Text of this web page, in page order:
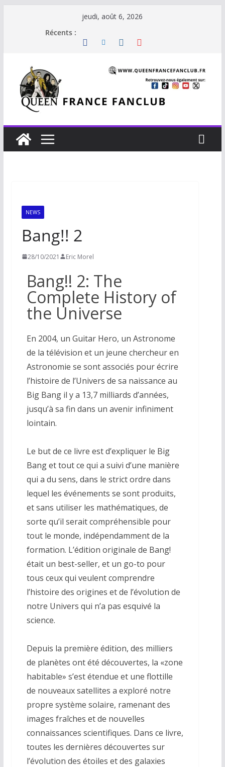
jeudi, août 6, 2026
Récents :
NEWS
Bang!! 2
28/10/2021 Eric Morel
Bang!! 2: The
Complete History of
the Universe
En 2004, un Guitar Hero, un Astronome
de la télévision et un jeune chercheur en
Astronomie se sont associés pour écrire
l’histoire de l’Univers de sa naissance au
Big Bang il y a 13,7 milliards d’années,
jusqu’à sa fin dans un avenir infiniment
lointain.
Le but de ce livre est d’expliquer le Big
Bang et tout ce qui a suivi d’une manière
qui a du sens, dans le strict ordre dans
lequel les événements se sont produits,
et sans utiliser les mathématiques, de
sorte qu’il serait compréhensible pour
tout le monde, indépendamment de la
formation. L’édition originale de Bang!
était un best-seller, et un go-to pour
tous ceux qui veulent comprendre
l’histoire des origines et de l’évolution de
notre Univers qui n’a pas esquivé la
science.
Depuis la première édition, des milliers
de planètes ont été découvertes, la «zone
habitable» s’est étendue et une flottille
de nouveaux satellites a exploré notre
propre système solaire, ramenant des
images fraîches et de nouvelles
connaissances scientifiques. Dans ce livre,
toutes les dernières découvertes sur
l’évolution des étoiles et des galaxies